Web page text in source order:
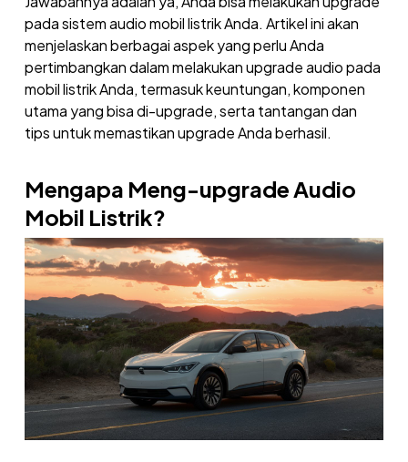
pada sistem audio mobil listrik Anda. Artikel ini akan
menjelaskan berbagai aspek yang perlu Anda
pertimbangkan dalam melakukan upgrade audio pada
mobil listrik Anda, termasuk keuntungan, komponen
utama yang bisa di-upgrade, serta tantangan dan
tips untuk memastikan upgrade Anda berhasil.
Mengapa Meng-upgrade Audio
Mobil Listrik?